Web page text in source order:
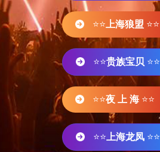
⭐⭐ 上海狼盟 ⭐⭐
⭐⭐贵族宝贝 ⭐⭐
⭐⭐夜 上 海 ⭐⭐
⭐⭐ 上海龙凤 ⭐⭐